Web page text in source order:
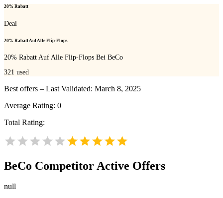
20% Rabatt
Deal
20% Rabatt Auf Alle Flip-Flops
20% Rabatt Auf Alle Flip-Flops Bei BeCo
321 used
Best offers – Last Validated: March 8, 2025
Average Rating: 0
Total Rating:
BeCo Competitor Active Offers
null